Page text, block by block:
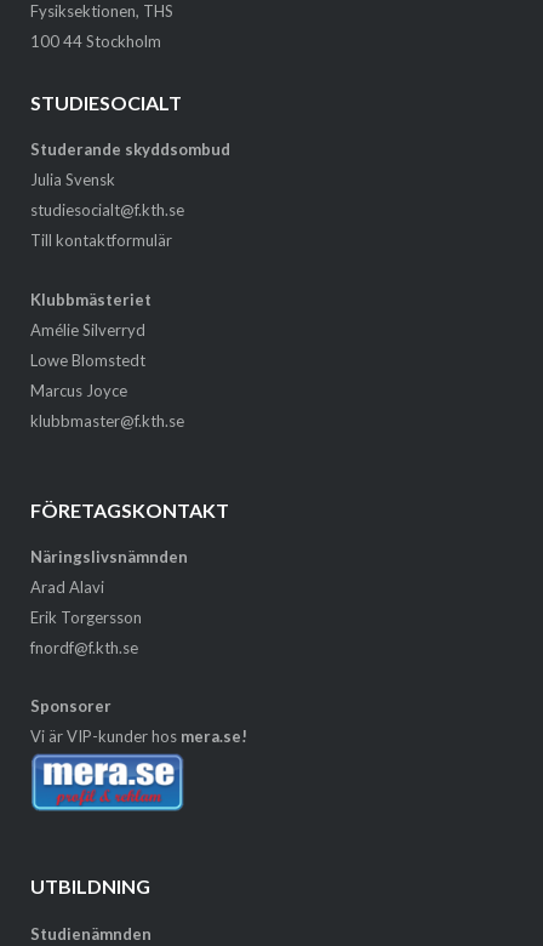
Fysiksektionen, THS
100 44 Stockholm
STUDIESOCIALT
Studerande skyddsombud
Julia Svensk
studiesocialt@f.kth.se
Till kontaktformulär
Klubbmästeriet
Amélie Silverryd
Lowe Blomstedt
Marcus Joyce
klubbmaster@f.kth.se
FÖRETAGSKONTAKT
Näringslivsnämnden
Arad Alavi
Erik Torgersson
fnordf@f.kth.se
Sponsorer
Vi är VIP-kunder hos mera.se!
UTBILDNING
Studienämnden